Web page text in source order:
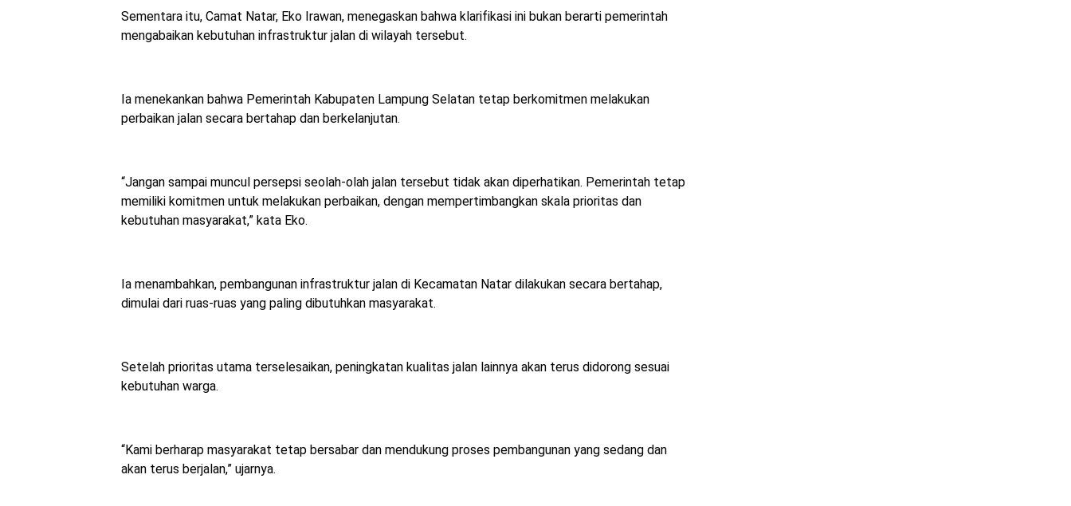
Sementara itu, Camat Natar, Eko Irawan, menegaskan bahwa klarifikasi ini bukan berarti pemerintah
mengabaikan kebutuhan infrastruktur jalan di wilayah tersebut.
Ia menekankan bahwa Pemerintah Kabupaten Lampung Selatan tetap berkomitmen melakukan
perbaikan jalan secara bertahap dan berkelanjutan.
“Jangan sampai muncul persepsi seolah-olah jalan tersebut tidak akan diperhatikan. Pemerintah tetap
memiliki komitmen untuk melakukan perbaikan, dengan mempertimbangkan skala prioritas dan
kebutuhan masyarakat,” kata Eko.
Ia menambahkan, pembangunan infrastruktur jalan di Kecamatan Natar dilakukan secara bertahap,
dimulai dari ruas-ruas yang paling dibutuhkan masyarakat.
Setelah prioritas utama terselesaikan, peningkatan kualitas jalan lainnya akan terus didorong sesuai
kebutuhan warga.
“Kami berharap masyarakat tetap bersabar dan mendukung proses pembangunan yang sedang dan
akan terus berjalan,” ujarnya.